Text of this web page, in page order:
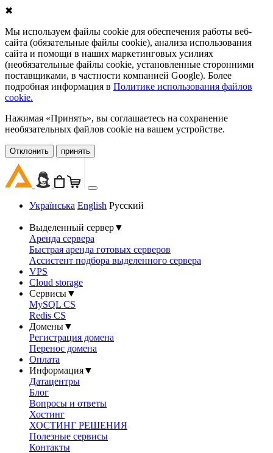
✖
Мы используем файлы cookie для обеспечения работы веб-
сайта (обязательные файлы cookie), анализа использования
сайта и помощи в наших маркетинговых усилиях
(необязательные файлы cookie, установленные сторонними
поставщиками, в частности компанией Google). Более
подробная информация в Политике использования файлов
cookie.
Нажимая «Принять», вы соглашаетесь на сохранение
необязательных файлов cookie на вашем устройстве.
Oтклонить принять
Українська English Русский
Выделенный сервер▼
Аренда сервера
Быстрая аренда готовых серверов
Ассистент подбора выделенного сервера
VPS
Cloud storage
Сервисы▼
MySQL CS
Redis CS
Домены▼
Регистрация домена
Перенос домена
Оплата
Информация▼
Датацентры
Блог
Вопросы и ответы
Хостинг
ХОСТИНГ РЕШЕНИЯ
Полезные сервисы
Контакты